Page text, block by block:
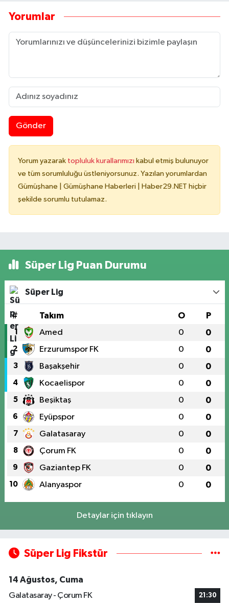
Yorumlar
Gönder
Yorum yazarak topluluk kurallarımızı kabul etmiş bulunuyor
ve tüm sorumluluğu üstleniyorsunuz. Yazılan yorumlardan
Gümüşhane | Gümüşhane Haberleri | Haber29.NET hiçbir
şekilde sorumlu tutulamaz.
Süper Lig Puan Durumu
Süper Lig
# Takım O P
1 Amed 0 0
2 Erzurumspor FK 0 0
3 Başakşehir 0 0
4 Kocaelispor 0 0
5 Beşiktaş 0 0
6 Eyüpspor 0 0
7 Galatasaray 0 0
8 Çorum FK 0 0
9 Gaziantep FK 0 0
10 Alanyaspor 0 0
Detaylar için tıklayın
Süper Lig Fikstür
14 Ağustos, Cuma
Galatasaray - Çorum FK
21:30